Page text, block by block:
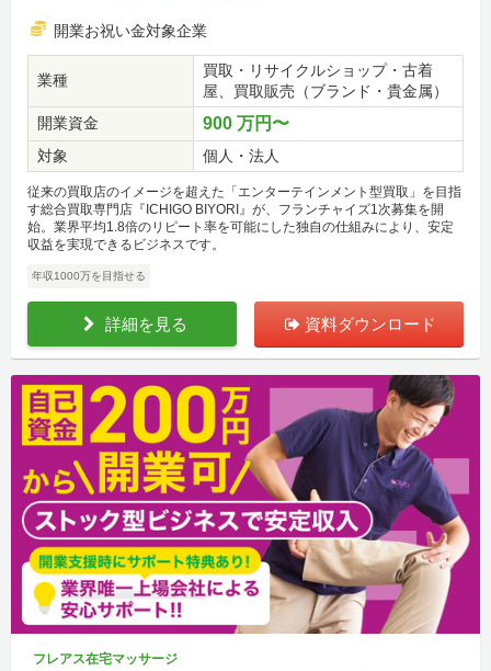
開業お祝い金対象企業
業種
買取・リサイクルショップ・古着
屋、買取販売（ブランド・貴金属）
開業資金
900 万円〜
対象 個人・法人
従来の買取店のイメージを超えた「エンターテインメント型買取」を目指
す総合買取専門店『ICHIGO BIYORI』が、フランチャイズ1次募集を開
始。業界平均1.8倍のリピート率を可能にした独自の仕組みにより、安定
収益を実現できるビジネスです。
年収1000万を目指せる
詳細を見る 資料ダウンロード
フレアス在宅マッサージ